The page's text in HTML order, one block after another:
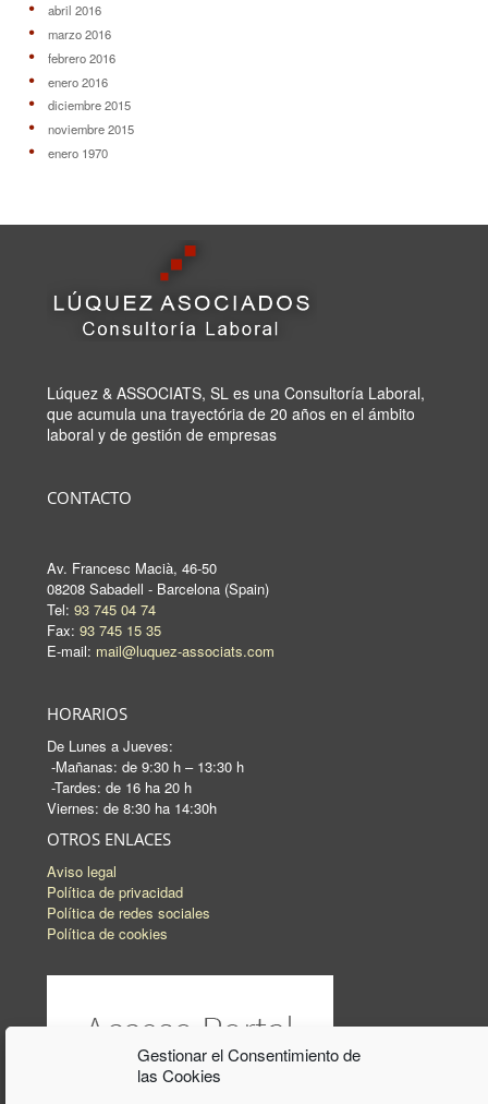
Gestionar el Consentimiento de
las Cookies
abril 2016
marzo 2016
febrero 2016
enero 2016
diciembre 2015
noviembre 2015
enero 1970
Lúquez & ASSOCIATS, SL es una Consultoría Laboral,
que acumula una trayectória de 20 años en el ámbito
laboral y de gestión de empresas
CONTACTO
Av. Francesc Macià, 46-50
08208 Sabadell - Barcelona (Spain)
Tel: 93 745 04 74
Fax: 93 745 15 35
E-mail: mail@luquez-associats.com
HORARIOS
De Lunes a Jueves:
-Mañanas: de 9:30 h – 13:30 h
-Tardes: de 16 ha 20 h
Viernes: de 8:30 ha 14:30h
OTROS ENLACES
Aviso legal
Política de privacidad
Política de redes sociales
Política de cookies